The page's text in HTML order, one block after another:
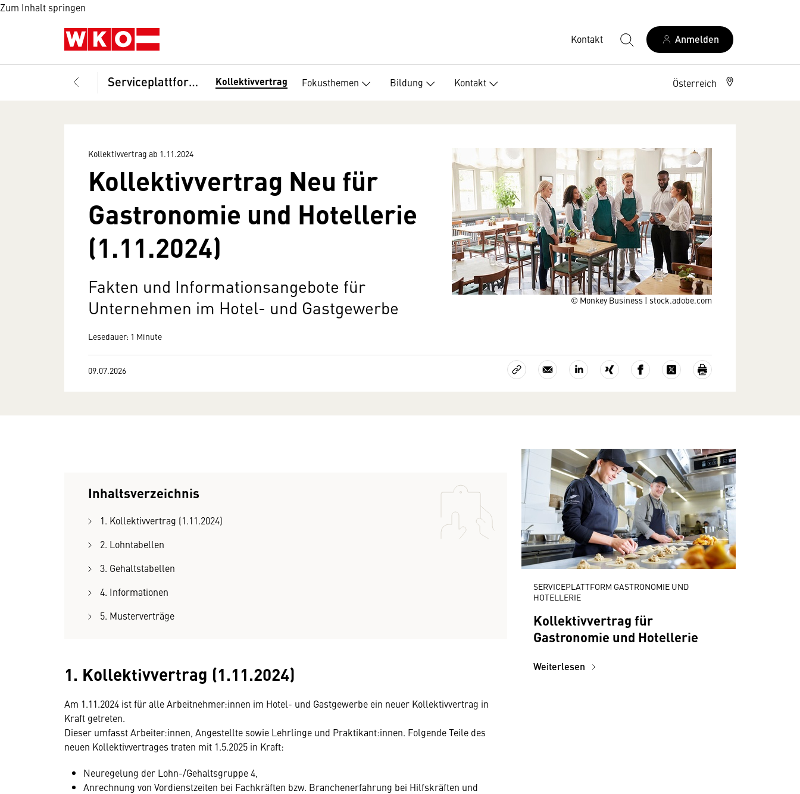
Zum Inhalt springen
Kontakt Anmelden
Serviceplattform Gastronomie-Hotellerie Kollektivvertrag Fokusthemen Bildung Kontakt Österreich
© Monkey Business | stock.adobe.com
Kollektivvertrag ab 1.11.2024
Kollektivvertrag Neu für
Gastronomie und Hotellerie
(1.11.2024)
Fakten und Informationsangebote für
Unternehmen im Hotel- und Gastgewerbe
Lesedauer: 1 Minute
09.07.2026
Inhaltsverzeichnis
1. Kollektivvertrag (1.11.2024)
2. Lohntabellen
3. Gehaltstabellen
4. Informationen
5. Musterverträge
1. Kollektivvertrag (1.11.2024)
Am 1.11.2024 ist für alle Arbeitnehmer:innen im Hotel- und Gastgewerbe ein neuer Kollektivvertrag in
Kraft getreten.
Dieser umfasst Arbeiter:innen, Angestellte sowie Lehrlinge und Praktikant:innen. Folgende Teile des
neuen Kollektivvertrages traten mit 1.5.2025 in Kraft:
Neuregelung der Lohn-/Gehaltsgruppe 4,
Anrechnung von Vordienstzeiten bei Fachkräften bzw. Branchenerfahrung bei Hilfskräften und
SERVICEPLATTFORM GASTRONOMIE UND
HOTELLERIE
Kollektivvertrag für
Gastronomie und Hotellerie
Weiterlesen